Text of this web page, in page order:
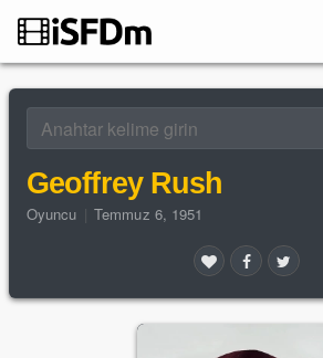
Geoffrey Rush
Oyuncu Temmuz 6, 1951